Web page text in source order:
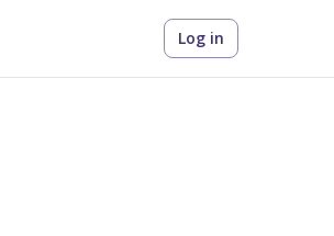
Log in